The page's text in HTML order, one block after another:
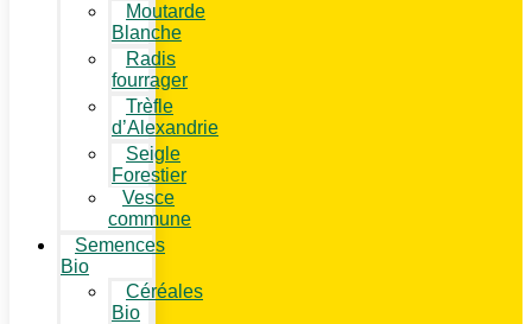
Moutarde
Blanche
Radis
fourrager
Trèfle
d’Alexandrie
Seigle
Forestier
Vesce
commune
Semences
Bio
Céréales
Bio